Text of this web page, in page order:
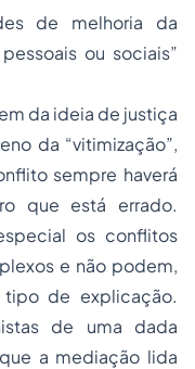
de melhoria da
ou sociais”
da ideia de justiça
da “vitimização”,
sempre haverá
que está errado.
os conflitos
e não podem,
de explicação.
de uma dada
a mediação lida